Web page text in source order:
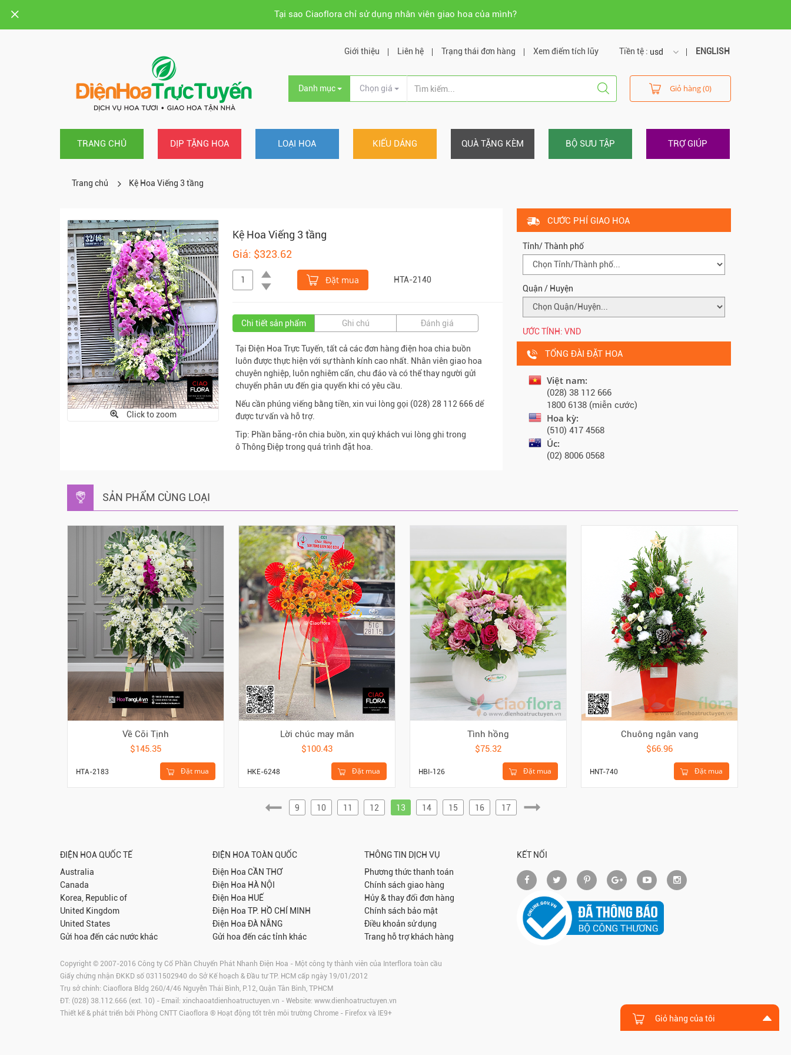
Tại sao Ciaoflora chỉ sử dụng nhân viên giao hoa của mình?
Tiền tệ : usd
usd
vnd
ENGLISH
Giới thiệu Liên hệ Trạng thái đơn hàng Xem điểm tích lũy
Danh mục Chọn giá Giỏ hàng (0)
TRANG CHỦ DỊP TẶNG HOA LOẠI HOA KIỂU DÁNG QUÀ TẶNG KÈM BỘ SƯU TẬP TRỢ GIÚP
Trang chủ Kệ Hoa Viếng 3 tầng
Click to zoom
Kệ Hoa Viếng 3 tầng
Giá: $323.62
Đặt mua HTA-2140
Chi tiết sản phẩm Ghi chú Đánh giá
Tại Điện Hoa Trực Tuyến, tất cả các đơn hàng điện hoa chia buồn
luôn được thực hiện với sự thành kính cao nhất. Nhân viên giao hoa
chuyên nghiệp, luôn nghiêm cẩn, chu đáo và có thể thay người gửi
chuyển phân ưu đến gia quyến khi có yêu cầu.
Nếu cần phúng viếng bằng tiền, xin vui lòng gọi (028) 28 112 666 dể
được tư vấn và hỗ trợ.
Tip: Phần băng-rôn chia buồn, xin quý khách vui lòng ghi trong
ô Thông Điệp trong quá trình đặt hoa.
CƯỚC PHÍ GIAO HOA
Tỉnh/ Thành phố
Quận / Huyện
ƯỚC TÍNH: VND
TỔNG ĐÀI ĐẶT HOA
Việt nam:
(028) 38 112 666
1800 6138 (miễn cước)
Hoa kỳ:
(510) 417 4568
Úc:
(02) 8006 0568
SẢN PHẨM CÙNG LOẠI
Về Cõi Tịnh
$145.35
Đặt mua
HTA-2183
Lời chúc may mắn
$100.43
Đặt mua
HKE-6248
Tình hồng
$75.32
Đặt mua
HBI-126
Chuông ngân vang
$66.96
Đặt mua
HNT-740
9 10 11 12 13 14 15 16 17
ĐIỆN HOA QUỐC TẾ
Australia
Canada
Korea, Republic of
United Kingdom
United States
Gửi hoa đến các nước khác
ĐIỆN HOA TOÀN QUỐC
Điện Hoa CẦN THƠ
Điện Hoa HÀ NỘI
Điện Hoa HUẾ
Điện Hoa TP. HỒ CHÍ MINH
Điện Hoa ĐÀ NẴNG
Gửi hoa đến các tỉnh khác
THÔNG TIN DỊCH VỤ
Phương thức thanh toán
Chính sách giao hàng
Hủy & thay đổi đơn hàng
Chính sách bảo mật
Điều khoản sử dụng
Trang hỗ trợ khách hàng
Copyright © 2007-2016 Công ty Cổ Phần Chuyển Phát Nhanh Điện Hoa - Một công ty thành viên của Interflora toàn cầu
Giấy chứng nhận ĐKKD số 0311502940 do Sở Kế hoạch & Đầu tư TP. HCM cấp ngày 19/01/2012
Trụ sở chính: Ciaoflora Bldg 260/4/46 Nguyễn Thái Bình, P.12, Quận Tân Bình, TPHCM
ĐT: (028) 38.112.666 (ext. 10) - Email: xinchaoatdienhoatructuyen.vn - Website: www.dienhoatructuyen.vn
Thiết kế & phát triển bởi Phòng CNTT Ciaoflora ® Hoạt động tốt trên môi trường Chrome - Firefox và IE9+
KẾT NỐI
Giỏ hàng của tôi